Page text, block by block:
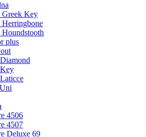
Greek Key
Herringbone
Houndstooth
plus
4506
4507
Deluxe 69